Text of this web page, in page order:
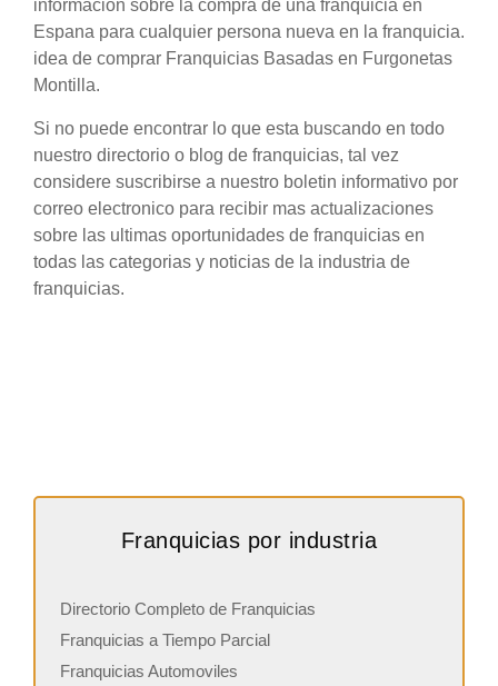
informacion sobre la compra de una franquicia en
Espana para cualquier persona nueva en la franquicia.
idea de comprar Franquicias Basadas en Furgonetas
Montilla.
Si no puede encontrar lo que esta buscando en todo
nuestro directorio o blog de franquicias, tal vez
considere suscribirse a nuestro boletin informativo por
correo electronico para recibir mas actualizaciones
sobre las ultimas oportunidades de franquicias en
todas las categorias y noticias de la industria de
franquicias.
Franquicias por industria
Directorio Completo de Franquicias
Franquicias a Tiempo Parcial
Franquicias Automoviles